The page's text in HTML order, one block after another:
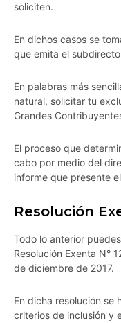
soliciten.
En dichos casos se
que emita el
En palabras más
natural, solicitar tu
Grandes
El proceso que
cabo por medio del
informe que presente
Resolución
Todo lo anterior
Resolución Exenta N°
de diciembre de 2017.
En dicha resolución se
criterios de inclusión y